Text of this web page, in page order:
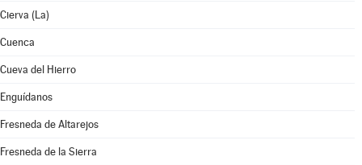
Cierva (La)
Cuenca
Cueva del Hierro
Enguídanos
Fresneda de Altarejos
Fresneda de la Sierra